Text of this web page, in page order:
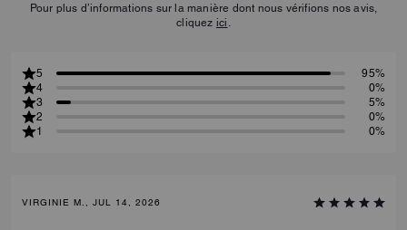
Pour plus d’informations sur la manière dont nous vérifions nos avis,
cliquez ici .
5
95%
4
0%
3
5%
2
0%
1
0%
VIRGINIE M., JUL 14, 2026